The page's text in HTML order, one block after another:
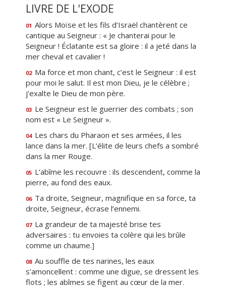
LIVRE DE L'EXODE
01 Alors Moïse et les fils d’Israël chantèrent ce
cantique au Seigneur : « Je chanterai pour le
Seigneur ! Éclatante est sa gloire : il a jeté dans la
mer cheval et cavalier !
02 Ma force et mon chant, c’est le Seigneur : il est
pour moi le salut. Il est mon Dieu, je le célèbre ;
j’exalte le Dieu de mon père.
03 Le Seigneur est le guerrier des combats ; son
nom est « Le Seigneur ».
04 Les chars du Pharaon et ses armées, il les
lance dans la mer. [L’élite de leurs chefs a sombré
dans la mer Rouge.
05 L’abîme les recouvre : ils descendent, comme la
pierre, au fond des eaux.
06 Ta droite, Seigneur, magnifique en sa force, ta
droite, Seigneur, écrase l’ennemi.
07 La grandeur de ta majesté brise tes
adversaires : tu envoies ta colère qui les brûle
comme un chaume.]
08 Au souffle de tes narines, les eaux
s’amoncellent : comme une digue, se dressent les
flots ; les abîmes se figent au cœur de la mer.